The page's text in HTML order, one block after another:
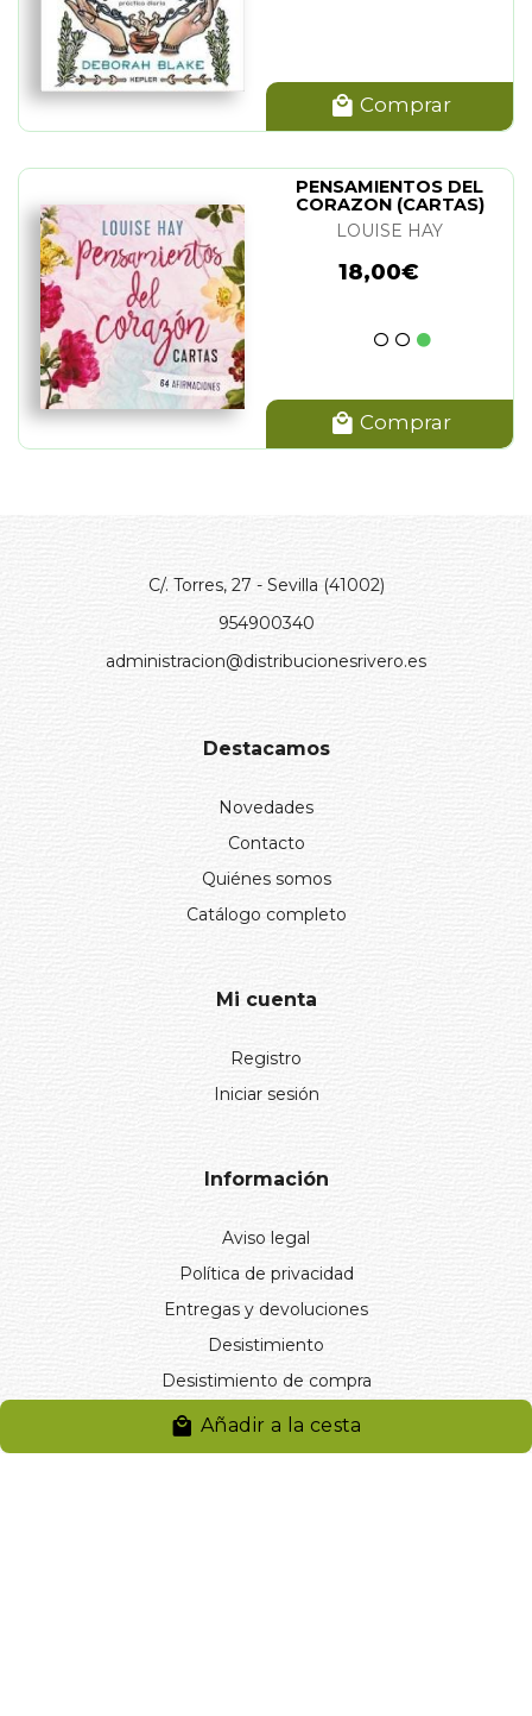
Añadir a la cesta
Comprar
PENSAMIENTOS DEL
CORAZON (CARTAS)
LOUISE HAY
18,00€
Comprar
C/. Torres, 27 - Sevilla (41002)
954900340
administracion@distribucionesrivero.es
Destacamos
Novedades
Contacto
Quiénes somos
Catálogo completo
Mi cuenta
Registro
Iniciar sesión
Información
Aviso legal
Política de privacidad
Entregas y devoluciones
Desistimiento
Desistimiento de compra
Reclamaciones
Cookies